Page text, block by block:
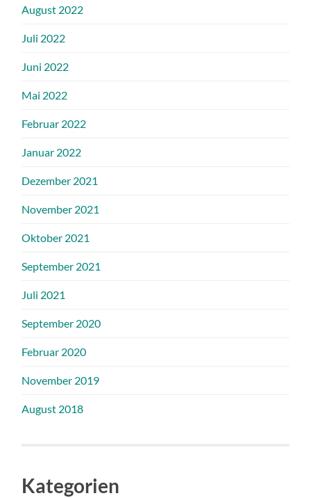
August 2022
Juli 2022
Juni 2022
Mai 2022
Februar 2022
Januar 2022
Dezember 2021
November 2021
Oktober 2021
September 2021
Juli 2021
September 2020
Februar 2020
November 2019
August 2018
Kategorien